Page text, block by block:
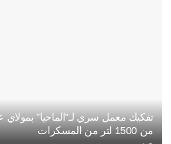
تفكيك معمل سري لـ”الماحيا” بمولاي
من 1500 لتر من المسكرات